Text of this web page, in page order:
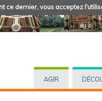
ce dernier, vous acceptez
AGIR